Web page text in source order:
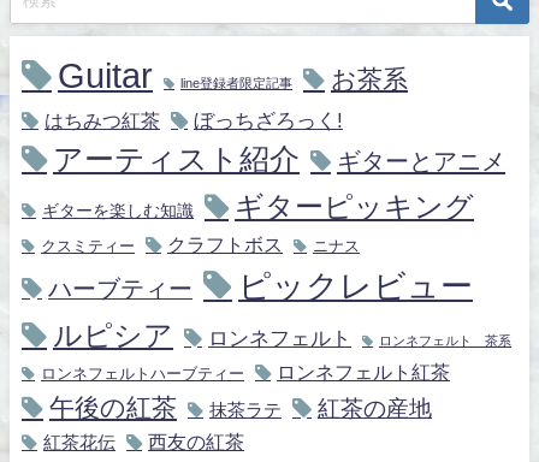
Guitar line登録者限定記事 お茶系
はちみつ紅茶 ぼっちざろっく!
アーティスト紹介 ギターとアニメ
ギターを楽しむ知識 ギターピッキング
クスミティー クラフトボス ニナス
ハーブティー ピックレビュー
ルピシア ロンネフェルト ロンネフェルト 茶系
ロンネフェルトハーブティー ロンネフェルト紅茶
午後の紅茶 抹茶ラテ 紅茶の産地
紅茶花伝 西友の紅茶